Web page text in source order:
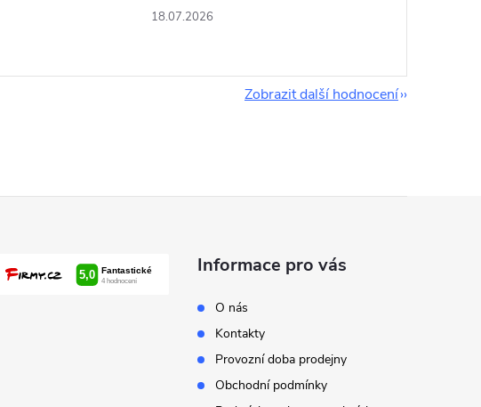
18.07.2026
Zobrazit další hodnocení
Informace pro vás
O nás
Kontakty
Provozní doba prodejny
Obchodní podmínky